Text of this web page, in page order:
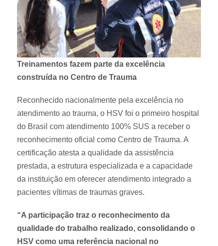
Treinamentos fazem parte da excelência
construída no Centro de Trauma
Reconhecido nacionalmente pela excelência no
atendimento ao trauma, o HSV foi o primeiro hospital
do Brasil com atendimento 100% SUS a receber o
reconhecimento oficial como Centro de Trauma. A
certificação atesta a qualidade da assistência
prestada, a estrutura especializada e a capacidade
da instituição em oferecer atendimento integrado a
pacientes vítimas de traumas graves.
“A participação traz o reconhecimento da
qualidade do trabalho realizado, consolidando o
HSV como uma referência nacional no